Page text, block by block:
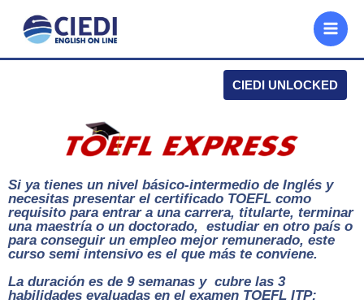
CIEDI UNLOCKED
Si ya tienes un nivel básico-intermedio de Inglés y
necesitas presentar el certificado TOEFL como
requisito para entrar a una carrera, titularte, terminar
una maestría o un doctorado, estudiar en otro país o
para conseguir un empleo mejor remunerado, este
curso semi intensivo es el que más te conviene.
La duración es de 9 semanas y cubre las 3
habilidades evaluadas en el examen TOEFL ITP: